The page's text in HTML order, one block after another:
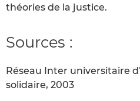
théories de la justice.
Sources :
Réseau Inter universitaire
solidaire, 2003